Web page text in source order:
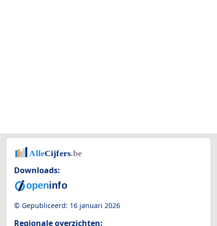
Downloads:
© Gepubliceerd: 16 januari 2026
Regionale overzichten: